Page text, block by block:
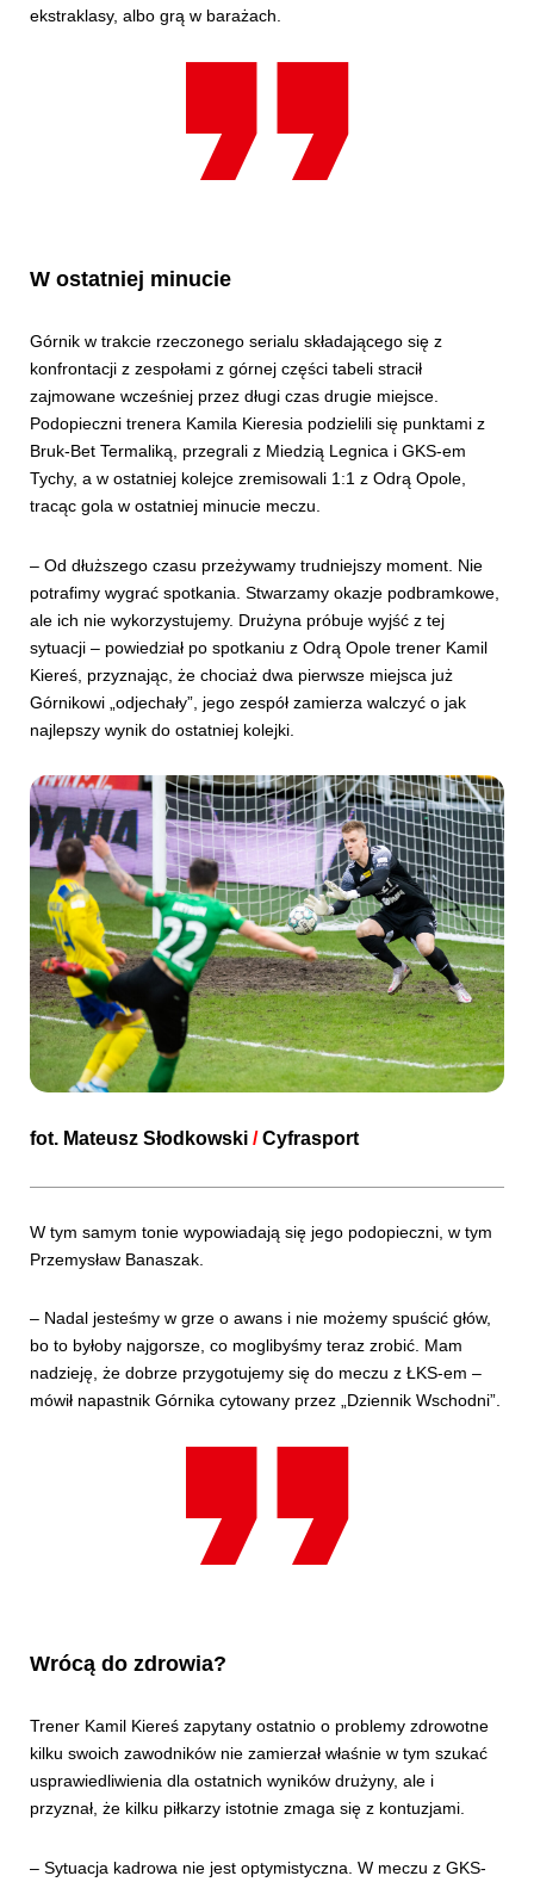
ekstraklasy, albo grą w barażach.
W ostatniej minucie
Górnik w trakcie rzeczonego serialu składającego się z
konfrontacji z zespołami z górnej części tabeli stracił
zajmowane wcześniej przez długi czas drugie miejsce.
Podopieczni trenera Kamila Kieresia podzielili się punktami z
Bruk-Bet Termaliką, przegrali z Miedzią Legnica i GKS-em
Tychy, a w ostatniej kolejce zremisowali 1:1 z Odrą Opole,
tracąc gola w ostatniej minucie meczu.
– Od dłuższego czasu przeżywamy trudniejszy moment. Nie
potrafimy wygrać spotkania. Stwarzamy okazje podbramkowe,
ale ich nie wykorzystujemy. Drużyna próbuje wyjść z tej
sytuacji – powiedział po spotkaniu z Odrą Opole trener Kamil
Kiereś, przyznając, że chociaż dwa pierwsze miejsca już
Górnikowi „odjechały”, jego zespół zamierza walczyć o jak
najlepszy wynik do ostatniej kolejki.
fot. Mateusz Słodkowski /Cyfrasport
W tym samym tonie wypowiadają się jego podopieczni, w tym
Przemysław Banaszak.
– Nadal jesteśmy w grze o awans i nie możemy spuścić głów,
bo to byłoby najgorsze, co moglibyśmy teraz zrobić. Mam
nadzieję, że dobrze przygotujemy się do meczu z ŁKS-em –
mówił napastnik Górnika cytowany przez „Dziennik Wschodni”.
Wrócą do zdrowia?
Trener Kamil Kiereś zapytany ostatnio o problemy zdrowotne
kilku swoich zawodników nie zamierzał właśnie w tym szukać
usprawiedliwienia dla ostatnich wyników drużyny, ale i
przyznał, że kilku piłkarzy istotnie zmaga się z kontuzjami.
– Sytuacja kadrowa nie jest optymistyczna. W meczu z GKS-